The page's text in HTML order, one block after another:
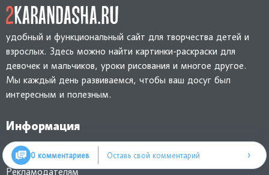
0 комментариев Оставь свой комментарий ›
удобный и функциональный сайт для творчества детей и
взрослых. Здесь можно найти картинки-раскраски для
девочек и мальчиков, уроки рисования и многое другое.
Мы каждый день развиваемся, чтобы ваш досуг был
интересным и полезным.
Информация
Обратная связь
Рекламодателям